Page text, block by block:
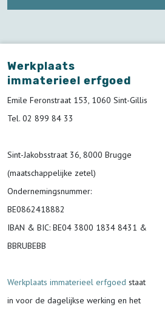
Werkplaats
immaterieel erfgoed
Emile Feronstraat 153, 1060 Sint-Gillis
Tel. 02 899 84 33
Sint-Jakobsstraat 36, 8000 Brugge
(maatschappelijke zetel)
Ondernemingsnummer:
BE0862418882
IBAN & BIC: BE04 3800 1834 8431 &
BBRUBEBB
Werkplaats immaterieel erfgoed staat
in voor de dagelijkse werking en het